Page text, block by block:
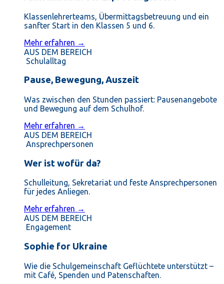
Klassenlehrerteams, Übermittagsbetreuung und ein
sanfter Start in den Klassen 5 und 6.
Mehr erfahren →
AUS DEM BEREICH
Schulalltag
Pause, Bewegung, Auszeit
Was zwischen den Stunden passiert: Pausenangebote
und Bewegung auf dem Schulhof.
Mehr erfahren →
AUS DEM BEREICH
Ansprechpersonen
Wer ist wofür da?
Schulleitung, Sekretariat und feste Ansprechpersonen
für jedes Anliegen.
Mehr erfahren →
AUS DEM BEREICH
Engagement
Sophie for Ukraine
Wie die Schulgemeinschaft Geflüchtete unterstützt –
mit Café, Spenden und Patenschaften.